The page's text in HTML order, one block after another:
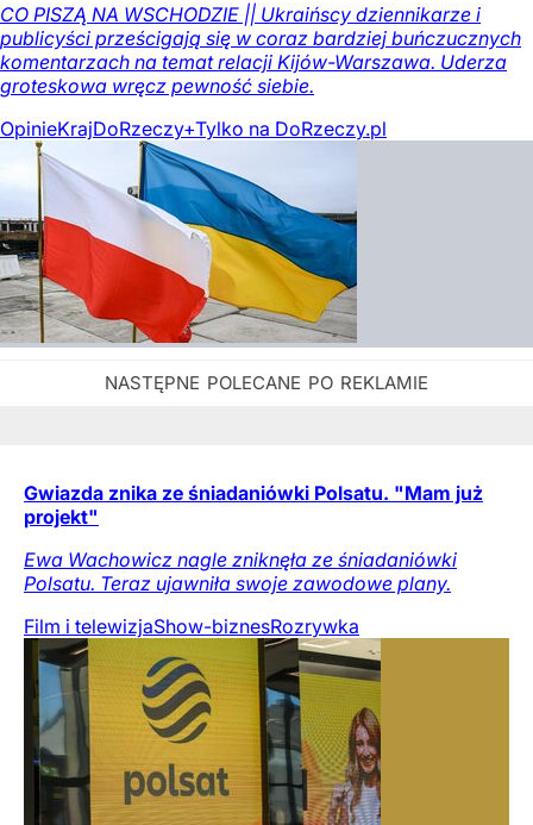
CO PISZĄ NA WSCHODZIE || Ukraińscy dziennikarze i
publicyści prześcigają się w coraz bardziej buńczucznych
komentarzach na temat relacji Kijów-Warszawa. Uderza
groteskowa wręcz pewność siebie.
OpinieKrajDoRzeczy+Tylko na DoRzeczy.pl
Gwiazda znika ze śniadaniówki Polsatu. "Mam już
projekt"
Ewa Wachowicz nagle zniknęła ze śniadaniówki
Polsatu. Teraz ujawniła swoje zawodowe plany.
Film i telewizjaShow-biznesRozrywka